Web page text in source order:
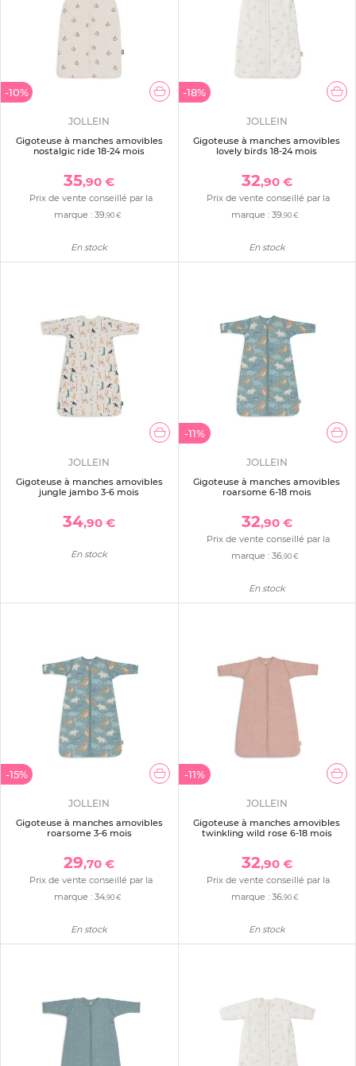
-10%
JOLLEIN
Gigoteuse à manches amovibles
nostalgic ride 18-24 mois
35,90 €
Prix de vente conseillé par la
marque : 39,90 €
En stock
-18%
JOLLEIN
Gigoteuse à manches amovibles
lovely birds 18-24 mois
32,90 €
Prix de vente conseillé par la
marque :39,90 €
En stock
JOLLEIN
Gigoteuse à manches amovibles
jungle jambo 3-6 mois
34,90 €
En stock
-11%
JOLLEIN
Gigoteuse à manches amovibles
roarsome 6-18 mois
32,90 €
Prix de vente conseillé par la
marque :36,90 €
En stock
-15%
JOLLEIN
Gigoteuse à manches amovibles
roarsome 3-6 mois
29,70 €
Prix de vente conseillé par la
marque : 34,90 €
En stock
-11%
JOLLEIN
Gigoteuse à manches amovibles
twinkling wild rose 6-18 mois
32,90 €
Prix de vente conseillé par la
marque :36,90 €
En stock